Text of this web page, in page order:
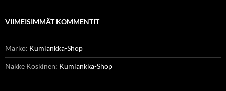
VIIMEISIMMÄT KOMMENTIT
Marko: Kumiankka-Shop
Nakke Koskinen: Kumiankka-Shop